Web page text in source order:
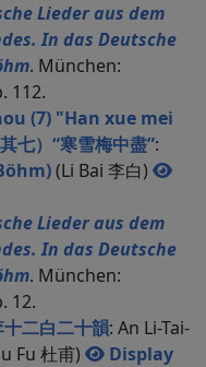
Lieder aus dem
In das Deutsche
. München:
112.
(7) "Han xue mei
七）“寒雪梅中盡”:
(Li Bai 李白)
Lieder aus dem
In das Deutsche
. München:
12.
二白二十韻: An Li-Tai-
Fu 杜甫)
Display